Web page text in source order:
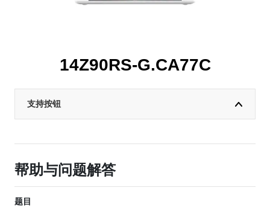
14Z90RS-G.CA77C
支持按钮
帮助与问题解答
题目